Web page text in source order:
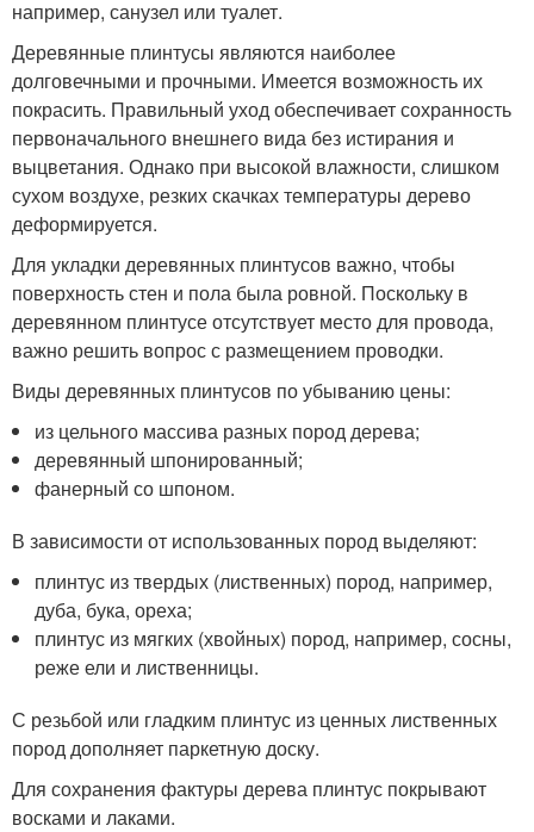
например, санузел или туалет.
Деревянные плинтусы являются наиболее
долговечными и прочными. Имеется возможность их
покрасить. Правильный уход обеспечивает сохранность
первоначального внешнего вида без истирания и
выцветания. Однако при высокой влажности, слишком
сухом воздухе, резких скачках температуры дерево
деформируется.
Для укладки деревянных плинтусов важно, чтобы
поверхность стен и пола была ровной. Поскольку в
деревянном плинтусе отсутствует место для провода,
важно решить вопрос с размещением проводки.
Виды деревянных плинтусов по убыванию цены:
из цельного массива разных пород дерева;
деревянный шпонированный;
фанерный со шпоном.
В зависимости от использованных пород выделяют:
плинтус из твердых (лиственных) пород, например,
дуба, бука, ореха;
плинтус из мягких (хвойных) пород, например, сосны,
реже ели и лиственницы.
С резьбой или гладким плинтус из ценных лиственных
пород дополняет паркетную доску.
Для сохранения фактуры дерева плинтус покрывают
восками и лаками.